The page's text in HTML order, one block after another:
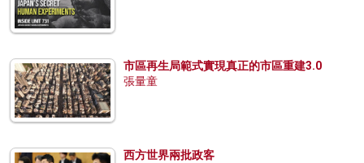
市區再生局範式實現真正的市區重建3.0
張量童
西方世界兩批政客